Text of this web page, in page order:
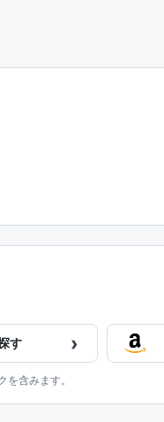
す ›
含みます。